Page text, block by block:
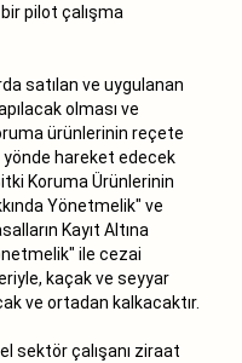
pilot çalışma
satılan ve uygulanan
olması ve
ürünlerinin reçete
yönde hareket edecek
Koruma Ürünlerinin
Yönetmelik" ve
Kayıt Altına
ile cezai
kaçak ve seyyar
ve ortadan kalkacaktır.
sektör çalışanı ziraat